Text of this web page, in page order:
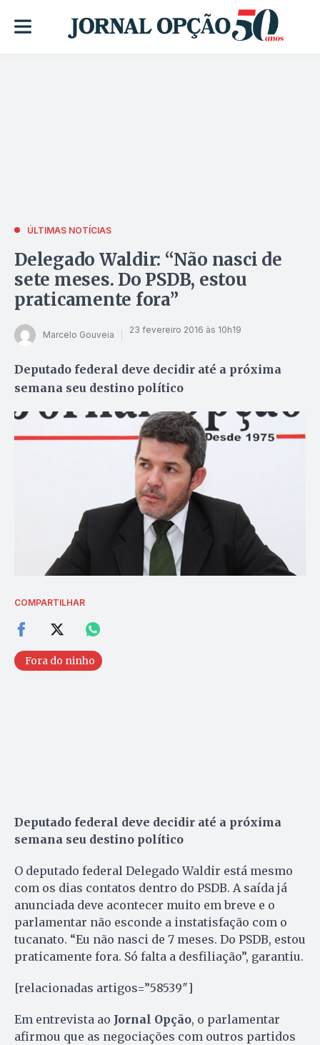
ÚLTIMAS NOTÍCIAS
Delegado Waldir: “Não nasci de
sete meses. Do PSDB, estou
praticamente fora”
Marcelo Gouveia 23 fevereiro 2016 às 10h19
Deputado federal deve decidir até a próxima
semana seu destino político
COMPARTILHAR
Fora do ninho
Deputado federal deve decidir até a próxima
semana seu destino político
O deputado federal Delegado Waldir está mesmo
com os dias contatos dentro do PSDB. A saída já
anunciada deve acontecer muito em breve e o
parlamentar não esconde a instatisfação com o
tucanato. “Eu não nasci de 7 meses. Do PSDB, estou
praticamente fora. Só falta a desfiliação”, garantiu.
[relacionadas artigos=”58539″]
Em entrevista ao Jornal Opção, o parlamentar
afirmou que as negociações com outros partidos